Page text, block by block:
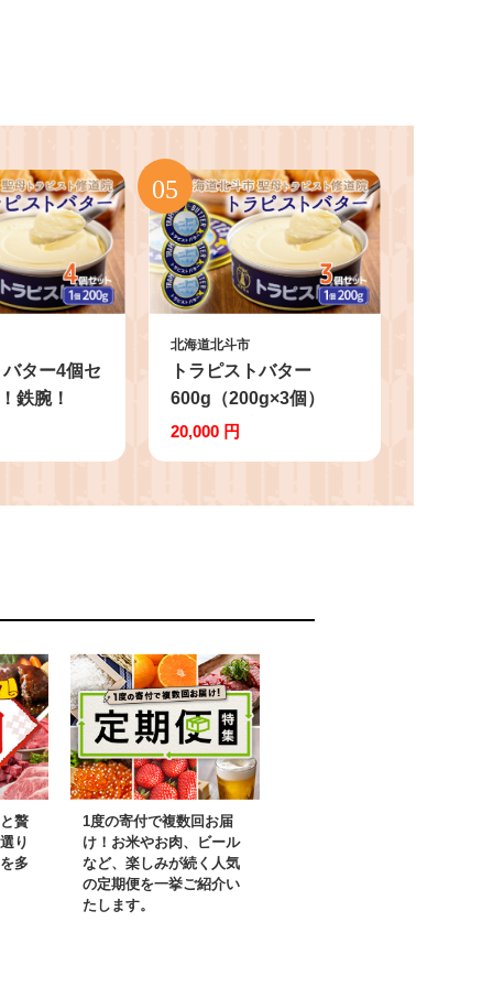
バター4個セ
鉄腕！
で紹介！ |
さと納税
トラピス
料 】
北海道北斗市
トラピストバター
600g（200g×3個）
「ザ！鉄腕！
ディースの選手も絶
道院 トラピスト発酵バ
ゼント 便利 朝食 パン
お手軽 小分け お土産
セット 普段使い 有塩
ふるさと納税 人気 おす
すめ ランキング 北海道
北斗市 送料無料 】
HOKM004
20,000 円
贅
り
多
1度の寄付で複数回お届
け！お米やお肉、ビール
など、楽しみが続く人気
の定期便を一挙ご紹介い
たします。